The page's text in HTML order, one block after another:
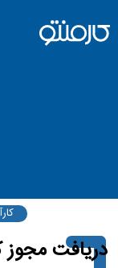
دریافت